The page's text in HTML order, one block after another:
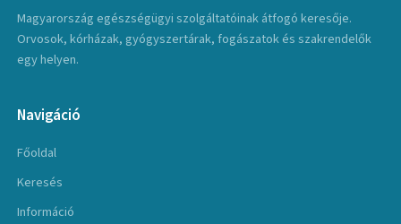
Magyarország egészségügyi szolgáltatóinak átfogó keresője.
Orvosok, kórházak, gyógyszertárak, fogászatok és szakrendelők
egy helyen.
Navigáció
Főoldal
Keresés
Információ